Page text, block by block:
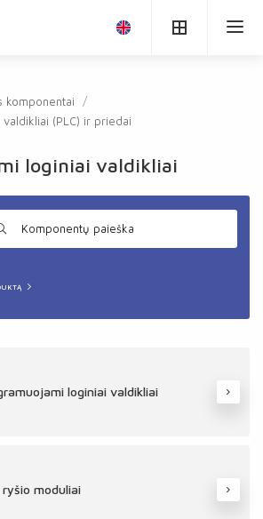
komponentai
(PLC) ir priedai
loginiai valdikliai
Komponentų paieška
loginiai valdikliai
ryšio moduliai